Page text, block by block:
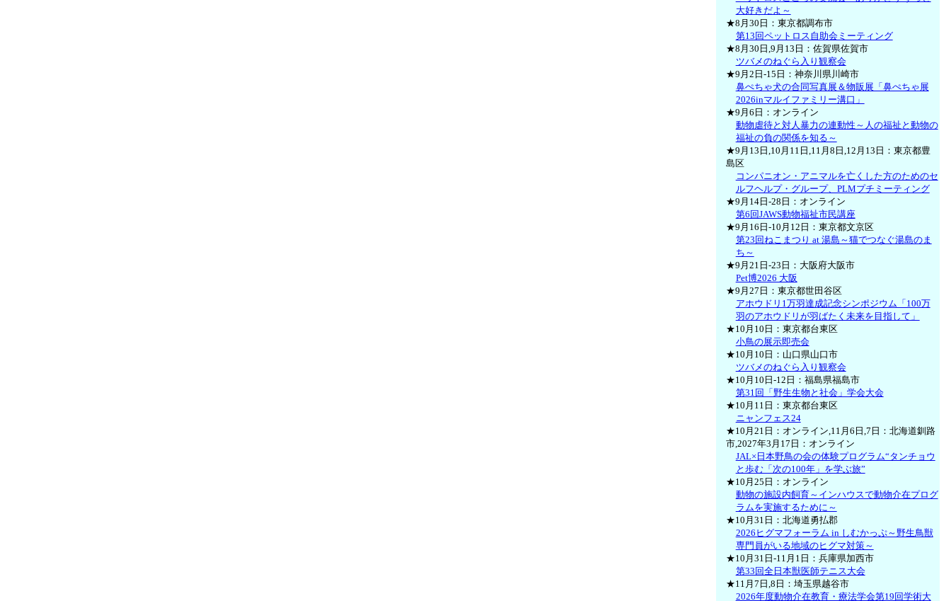
大好きだよ～
★8月30日：東京都調布市
第13回ペットロス自助会ミーティング
★8月30日,9月13日：佐賀県佐賀市
ツバメのねぐら入り観察会
★9月2日-15日：神奈川県川崎市
鼻ぺちゃ犬の合同写真展＆物販展「鼻ぺちゃ展
2026inマルイファミリー溝口」
★9月6日：オンライン
動物虐待と対人暴力の連動性～人の福祉と動物の
福祉の負の関係を知る～
★9月13日,10月11日,11月8日,12月13日：東京都豊
島区
コンパニオン・アニマルを亡くした方のためのセ
ルフヘルプ・グループ、PLMプチミーティング
★9月14日-28日：オンライン
第6回JAWS動物福祉市民講座
★9月16日-10月12日：東京都文京区
第23回ねこまつり at 湯島～猫でつなぐ湯島のま
ち～
★9月21日-23日：大阪府大阪市
Pet博2026 大阪
★9月27日：東京都世田谷区
アホウドリ1万羽達成記念シンポジウム「100万
羽のアホウドリが羽ばたく未来を目指して」
★10月10日：東京都台東区
小鳥の展示即売会
★10月10日：山口県山口市
ツバメのねぐら入り観察会
★10月10日-12日：福島県福島市
第31回「野生生物と社会」学会大会
★10月11日：東京都台東区
ニャンフェス24
★10月21日：オンライン,11月6日,7日：北海道釧路
市,2027年3月17日：オンライン
JAL×日本野鳥の会の体験プログラム“タンチョウ
と歩む「次の100年」を学ぶ旅”
★10月25日：オンライン
動物の施設内飼育～インハウスで動物介在プログ
ラムを実施するために～
★10月31日：北海道勇払郡
2026ヒグマフォーラム in しむかっぷ～野生鳥獣
専門員がいる地域のヒグマ対策～
★10月31日-11月1日：兵庫県加西市
第33回全日本獣医師テニス大会
★11月7日,8日：埼玉県越谷市
2026年度動物介在教育・療法学会第19回学術大